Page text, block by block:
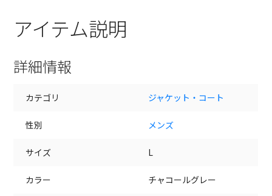
アイテム説明
詳細情報
カテゴリ ジャケット・コート
性別 メンズ
サイズ L
カラー チャコールグレー